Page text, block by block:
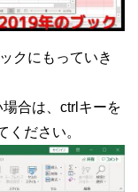
クにもっていき
合は、ctrlキーを
ださい。